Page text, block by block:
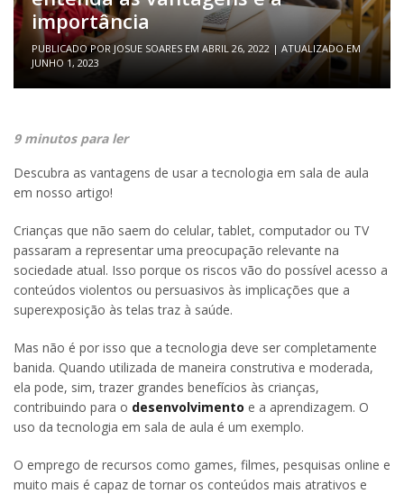
importância
PUBLICADO POR JOSUE SOARES EM ABRIL 26, 2022 | ATUALIZADO EM
JUNHO 1, 2023
9 minutos para ler
Descubra as vantagens de usar a tecnologia em sala de aula
em nosso artigo!
Crianças que não saem do celular, tablet, computador ou TV
passaram a representar uma preocupação relevante na
sociedade atual. Isso porque os riscos vão do possível acesso a
conteúdos violentos ou persuasivos às implicações que a
superexposição às telas traz à saúde.
Mas não é por isso que a tecnologia deve ser completamente
banida. Quando utilizada de maneira construtiva e moderada,
ela pode, sim, trazer grandes benefícios às crianças,
contribuindo para o desenvolvimento e a aprendizagem. O
uso da tecnologia em sala de aula é um exemplo.
O emprego de recursos como games, filmes, pesquisas online e
muito mais é capaz de tornar os conteúdos mais atrativos e